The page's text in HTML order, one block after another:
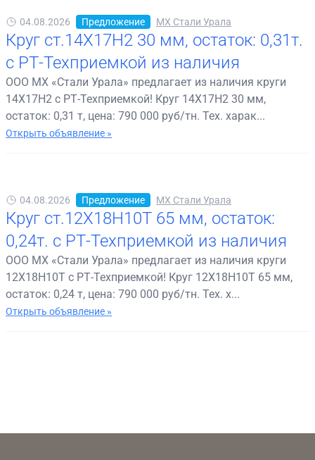
04.08.2026 Предложение МХ Стали Урала
Круг ст.14Х17Н2 30 мм, остаток: 0,31т.
с РТ-Техприемкой из наличия
ООО МХ «Стали Урала» предлагает из наличия круги
14Х17Н2 с РТ-Техприемкой! Круг 14Х17Н2 30 мм,
остаток: 0,31 т, цена: 790 000 руб/тн. Тех. харак...
Открыть объявление »
04.08.2026 Предложение МХ Стали Урала
Круг ст.12Х18Н10Т 65 мм, остаток:
0,24т. с РТ-Техприемкой из наличия
ООО МХ «Стали Урала» предлагает из наличия круги
12Х18Н10Т с РТ-Техприемкой! Круг 12Х18Н10Т 65 мм,
остаток: 0,24 т, цена: 790 000 руб/тн. Тех. х...
Открыть объявление »